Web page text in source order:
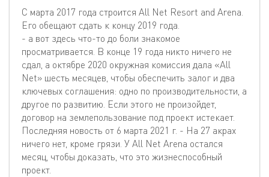
С марта 2017 года строится All Net Resort and Arena.
Его обещают сдать к концу 2019 года.
- а вот здесь что-то до боли знакомое
просматривается. В конце 19 года никто ничего не
сдал, а октябре 2020 окружная комиссия дала «All
Net» шесть месяцев, чтобы обеспечить залог и два
ключевых соглашения: одно по производительности, а
другое по развитию. Если этого не произойдет,
договор на землепользование под проект истекает.
Последняя новость от 6 марта 2021 г. - На 27 акрах
ничего нет, кроме грязи. У All Net Arena остался
месяц, чтобы доказать, что это жизнеспособный
проект.